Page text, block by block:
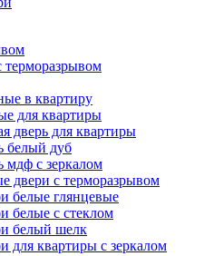
в квартиру
для квартиры
дверь для квартиры
белый дуб
мдф с зеркалом
двери с терморазрывом
белые глянцевые
белые с стеклом
белый шелк
для квартиры с зеркалом